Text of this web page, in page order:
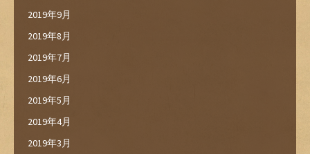
2019年9月
2019年8月
2019年7月
2019年6月
2019年5月
2019年4月
2019年3月